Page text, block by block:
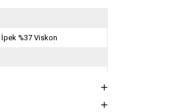
İpek %37 Viskon
Yaz